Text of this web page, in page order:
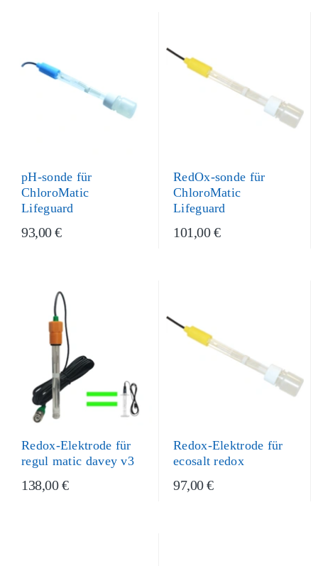
pH-sonde für
ChloroMatic
Lifeguard
93,00 €
RedOx-sonde für
ChloroMatic
Lifeguard
101,00 €
Redox-Elektrode für
regul matic davey v3
138,00 €
Redox-Elektrode für
ecosalt redox
97,00 €